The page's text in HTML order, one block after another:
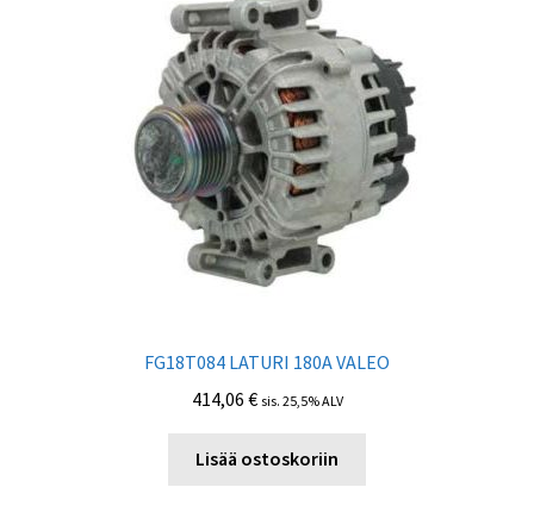
FG18T084 LATURI 180А VALEO
414,06 € sis. 25,5% ALV
Lisää ostoskoriin